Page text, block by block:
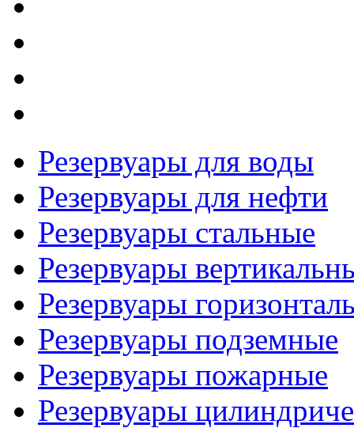
Резервуары для воды
Резервуары для нефти
Резервуары стальные
Резервуары
Резервуары
Резервуары подземные
Резервуары пожарные
Резервуары